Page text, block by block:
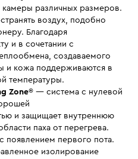
различных размеров.
воздух, подобно
Благодаря
и в сочетании с
создаваемого
и кожа поддерживаются в
температуры.
Zone® — система с нулевой
и защищает внутреннюю
паха от перегрева.
появлением первого пота.
изолирование